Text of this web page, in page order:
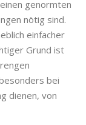
genormten
nötig sind.
einfacher
Grund ist
bei
dienen, von